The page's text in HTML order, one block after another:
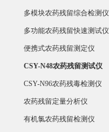
多模块农药残留综合检测仪
多功能农药残留快速测试仪
便携式农药残留测定仪
CSY-N48农药残留测试仪
CSY-N96农药残毒检测仪
农药残留定量分析仪
有机氯农药残留检测仪